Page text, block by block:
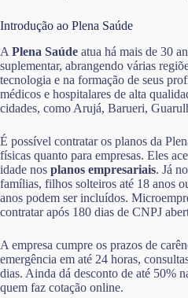
Introdução ao Plena Saúde
A Plena Saúde atua há mais de 30
suplementar, abrangendo várias
tecnologia e na formação de seus
médicos e hospitalares de alta
cidades, como Arujá, Barueri,
É possível contratar os planos da
físicas quanto para empresas. Eles
idade nos planos empresariais. Já
famílias, filhos solteiros até 18 anos
anos podem ser incluídos.
contratar após 180 dias de CNPJ
A empresa cumpre os prazos de
emergência em até 24 horas,
dias. Ainda dá desconto de até 50%
quem faz cotação online.